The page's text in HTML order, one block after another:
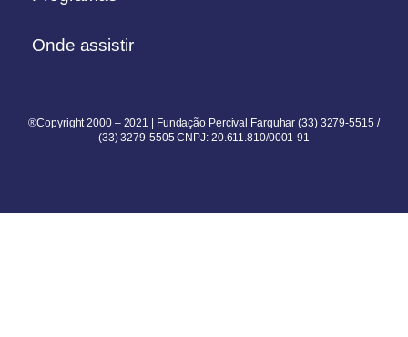
Onde assistir
®Copyright 2000 – 2021 | Fundação Percival Farquhar (33) 3279-5515 /
(33) 3279-5505 CNPJ: 20.611.810/0001-91